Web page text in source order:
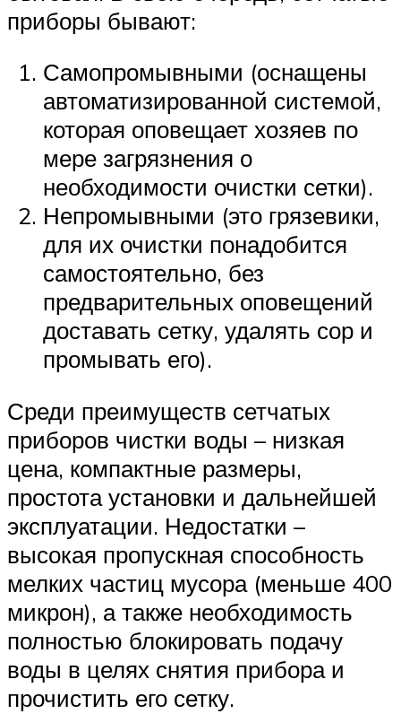
приборы бывают:
Самопромывными (оснащены
автоматизированной системой,
которая оповещает хозяев по
мере загрязнения о
необходимости очистки сетки).
Непромывными (это грязевики,
для их очистки понадобится
самостоятельно, без
предварительных оповещений
доставать сетку, удалять сор и
промывать его).
Среди преимуществ сетчатых
приборов чистки воды – низкая
цена, компактные размеры,
простота установки и дальнейшей
эксплуатации. Недостатки –
высокая пропускная способность
мелких частиц мусора (меньше 400
микрон), а также необходимость
полностью блокировать подачу
воды в целях снятия прибора и
прочистить его сетку.